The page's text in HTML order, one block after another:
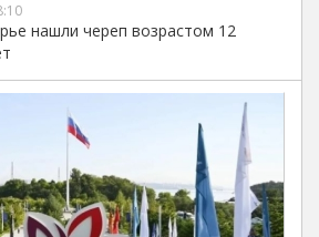
нашли череп возрастом 12